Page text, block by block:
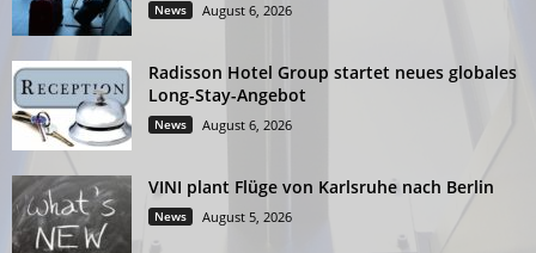
News August 6, 2026
Radisson Hotel Group startet neues globales
Long-Stay-Angebot
News August 6, 2026
VINI plant Flüge von Karlsruhe nach Berlin
News August 5, 2026